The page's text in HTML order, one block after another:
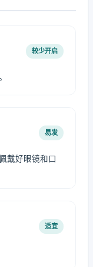
较少开启
易发
戴好眼镜和口
适宜